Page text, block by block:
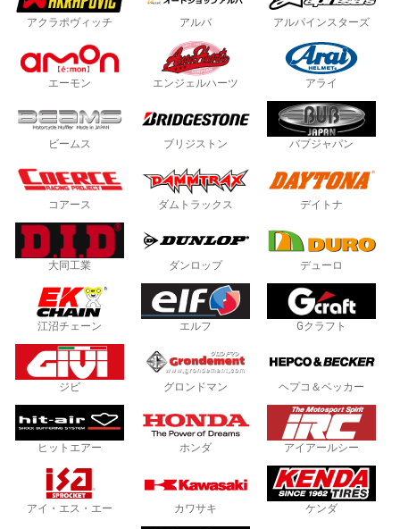
アクラポヴィッチ アルバ アルパインスターズ
エーモン エンジェルハーツ アライ
ビームス ブリジストン バブジャパン
コアース ダムトラックス デイトナ
大同工業 ダンロップ デューロ
江沼チェーン エルフ Gクラフト
ジビ グロンドマン ヘプコ＆ベッカー
ヒットエアー ホンダ アイアールシー
アイ・エス・エー カワサキ ケンダ